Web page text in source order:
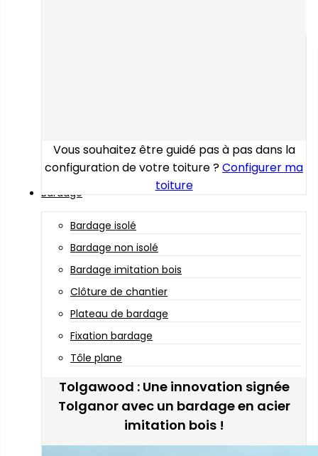
Vous souhaitez être guidé pas à pas dans la
configuration de votre toiture ?Configurer ma
toiture
Bardage
Bardage isolé
Bardage non isolé
Bardage imitation bois
Clôture de chantier
Plateau de bardage
Fixation bardage
Tôle plane
Tolgawood : Une innovation signée
Tolganor avec un bardage en acier
imitation bois !